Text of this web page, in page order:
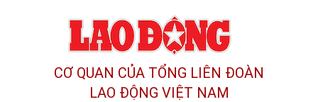
CƠ QUAN CỦA TỔNG LIÊN ĐOÀN
LAO ĐỘNG VIỆT NAM